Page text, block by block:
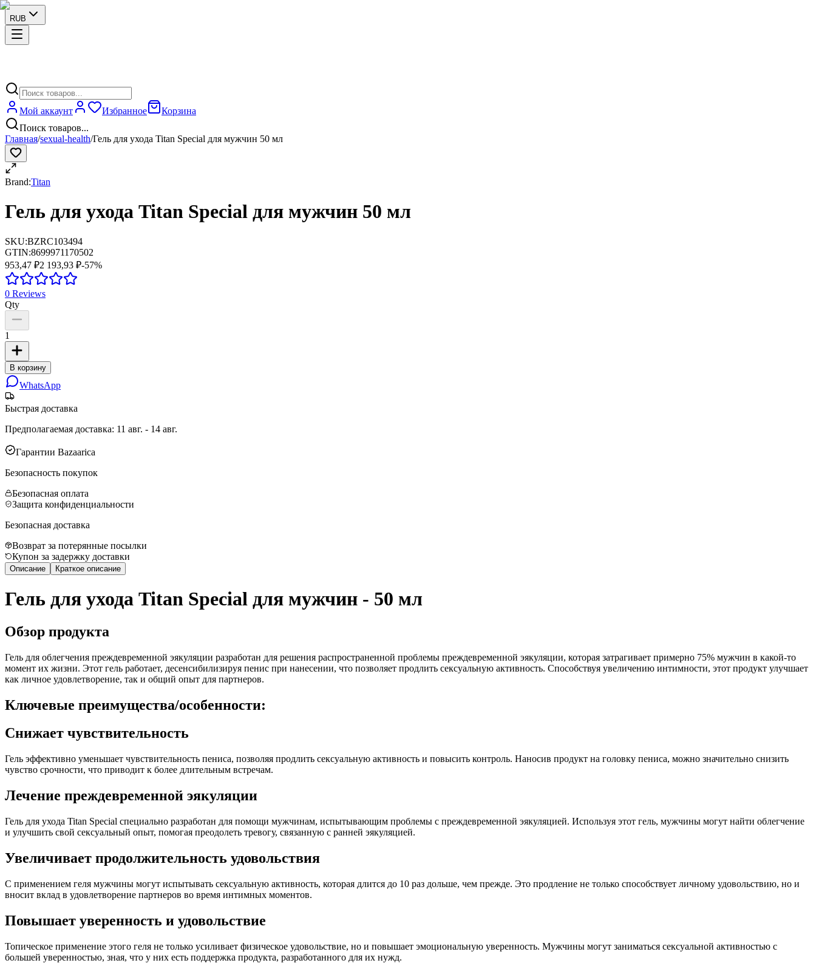
RUB
Мой аккаунт Избранное
Корзина
Поиск товаров...
Главная/sexual-health/Гель для ухода Titan Special для мужчин 50 мл
Brand:Titan
Гель для ухода Titan Special для мужчин 50 мл
SKU:BZRC103494
GTIN:8699971170502
953,47 ₽2 193,93 ₽-57%
0 Reviews
Qty
1
В корзину
WhatsApp
Быстрая доставка
Предполагаемая доставка: 11 авг. - 14 авг.
Гарантии Bazaarica
Безопасность покупок
Безопасная оплата
Защита конфиденциальности
Безопасная доставка
Возврат за потерянные посылки
Купон за задержку доставки
Описание Краткое описание
Гель для ухода Titan Special для мужчин - 50 мл
Обзор продукта
Гель для облегчения преждевременной эякуляции разработан для решения распространенной проблемы преждевременной эякуляции, которая затрагивает примерно 75% мужчин в какой-то
момент их жизни. Этот гель работает, десенсибилизируя пенис при нанесении, что позволяет продлить сексуальную активность. Способствуя увеличению интимности, этот продукт улучшает
как личное удовлетворение, так и общий опыт для партнеров.
Ключевые преимущества/особенности:
Снижает чувствительность
Гель эффективно уменьшает чувствительность пениса, позволяя продлить сексуальную активность и повысить контроль. Наносив продукт на головку пениса, можно значительно снизить
чувство срочности, что приводит к более длительным встречам.
Лечение преждевременной эякуляции
Гель для ухода Titan Special специально разработан для помощи мужчинам, испытывающим проблемы с преждевременной эякуляцией. Используя этот гель, мужчины могут найти облегчение
и улучшить свой сексуальный опыт, помогая преодолеть тревогу, связанную с ранней эякуляцией.
Увеличивает продолжительность удовольствия
С применением геля мужчины могут испытывать сексуальную активность, которая длится до 10 раз дольше, чем прежде. Это продление не только способствует личному удовольствию, но и
вносит вклад в удовлетворение партнеров во время интимных моментов.
Повышает уверенность и удовольствие
Топическое применение этого геля не только усиливает физическое удовольствие, но и повышает эмоциональную уверенность. Мужчины могут заниматься сексуальной активностью с
большей уверенностью, зная, что у них есть поддержка продукта, разработанного для их нужд.